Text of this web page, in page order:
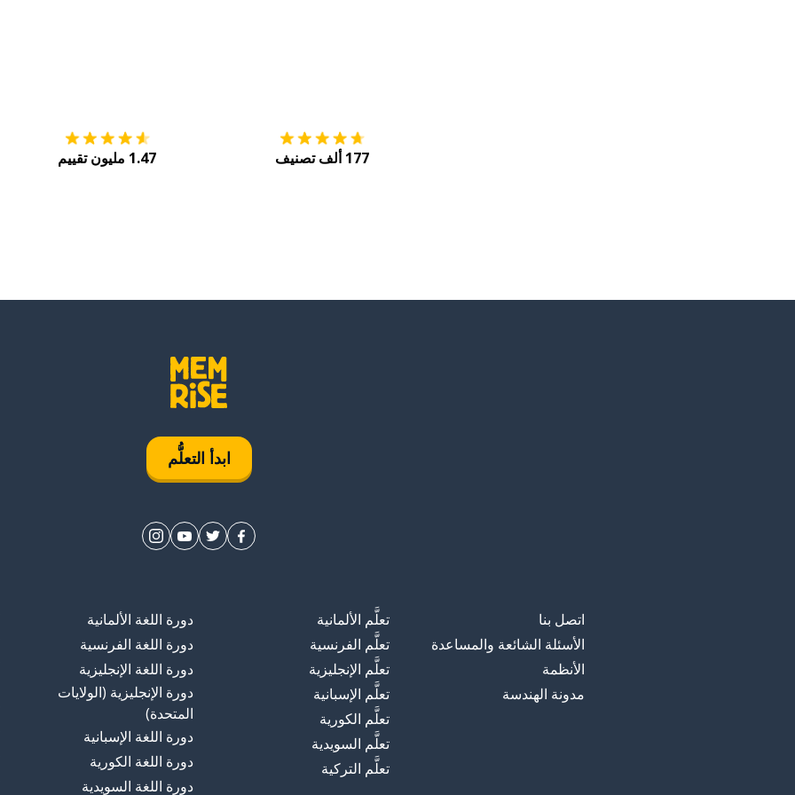
177 ألف تصنيف 1.47 مليون تقييم
ابدأ التعلُّم
اتصل بنا
الأسئلة الشائعة والمساعدة
الأنظمة
مدونة الهندسة
تعلَّم الألمانية
تعلَّم الفرنسية
تعلَّم الإنجليزية
تعلَّم الإسبانية
تعلَّم الكورية
تعلَّم السويدية
تعلَّم التركية
دورة اللغة الألمانية
دورة اللغة الفرنسية
دورة اللغة الإنجليزية
دورة الإنجليزية (الولايات
المتحدة)
دورة اللغة الإسبانية
دورة اللغة الكورية
دورة اللغة السويدية